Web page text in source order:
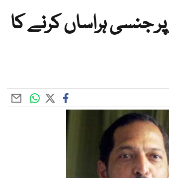
پر جنسی ہراساں کرنے کا